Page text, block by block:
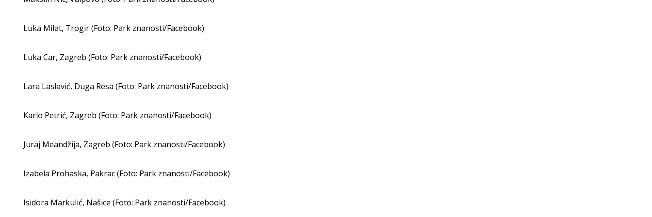
Luka Milat, Trogir (Foto: Park znanosti/Facebook)
Luka Car, Zagreb (Foto: Park znanosti/Facebook)
Lara Laslavić, Duga Resa (Foto: Park znanosti/Facebook)
Karlo Petrić, Zagreb (Foto: Park znanosti/Facebook)
Juraj Meandžija, Zagreb (Foto: Park znanosti/Facebook)
Izabela Prohaska, Pakrac (Foto: Park znanosti/Facebook)
Isidora Markulić, Našice (Foto: Park znanosti/Facebook)